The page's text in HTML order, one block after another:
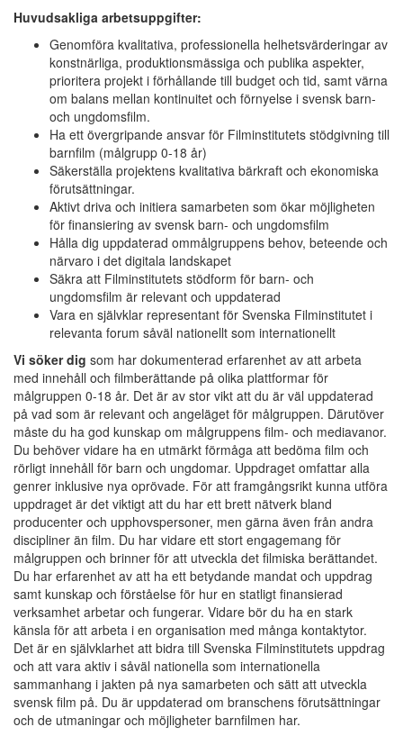
Huvudsakliga arbetsuppgifter:
Genomföra kvalitativa, professionella helhetsvärderingar av
konstnärliga, produktionsmässiga och publika aspekter,
prioritera projekt i förhållande till budget och tid, samt värna
om balans mellan kontinuitet och förnyelse i svensk barn-
och ungdomsfilm.
Ha ett övergripande ansvar för Filminstitutets stödgivning till
barnfilm (målgrupp 0-18 år)
Säkerställa projektens kvalitativa bärkraft och ekonomiska
förutsättningar.
Aktivt driva och initiera samarbeten som ökar möjligheten
för finansiering av svensk barn- och ungdomsfilm
Hålla dig uppdaterad ommålgruppens behov, beteende och
närvaro i det digitala landskapet
Säkra att Filminstitutets stödform för barn- och
ungdomsfilm är relevant och uppdaterad
Vara en självklar representant för Svenska Filminstitutet i
relevanta forum såväl nationellt som internationellt
Vi söker dig som har dokumenterad erfarenhet av att arbeta
med innehåll och filmberättande på olika plattformar för
målgruppen 0-18 år. Det är av stor vikt att du är väl uppdaterad
på vad som är relevant och angeläget för målgruppen. Därutöver
måste du ha god kunskap om målgruppens film- och mediavanor.
Du behöver vidare ha en utmärkt förmåga att bedöma film och
rörligt innehåll för barn och ungdomar. Uppdraget omfattar alla
genrer inklusive nya oprövade. För att framgångsrikt kunna utföra
uppdraget är det viktigt att du har ett brett nätverk bland
producenter och upphovspersoner, men gärna även från andra
discipliner än film. Du har vidare ett stort engagemang för
målgruppen och brinner för att utveckla det filmiska berättandet.
Du har erfarenhet av att ha ett betydande mandat och uppdrag
samt kunskap och förståelse för hur en statligt finansierad
verksamhet arbetar och fungerar. Vidare bör du ha en stark
känsla för att arbeta i en organisation med många kontaktytor.
Det är en självklarhet att bidra till Svenska Filminstitutets uppdrag
och att vara aktiv i såväl nationella som internationella
sammanhang i jakten på nya samarbeten och sätt att utveckla
svensk film på. Du är uppdaterad om branschens förutsättningar
och de utmaningar och möjligheter barnfilmen har.